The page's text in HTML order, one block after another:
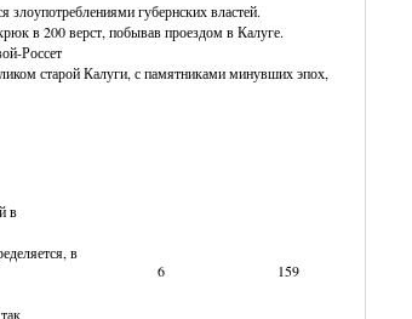
губернских властей.
в 200 верст, побывав проездом в Калуге.
Россет
старой Калуги, с памятниками минувших эпох,
в
в
6 159